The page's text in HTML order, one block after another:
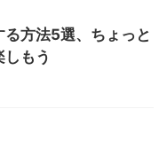
方法5選、ちょっと
もう